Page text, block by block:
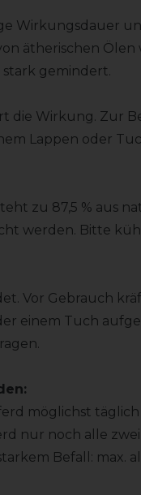
Wirkungsdauer
ätherischen
gemindert.
die Wirkung. Zur
Lappen oder
zu 87,5 % aus
werden. Bitte
Vor Gebrauch
einem Tuch
möglichst
nur noch alle
Befall: max.